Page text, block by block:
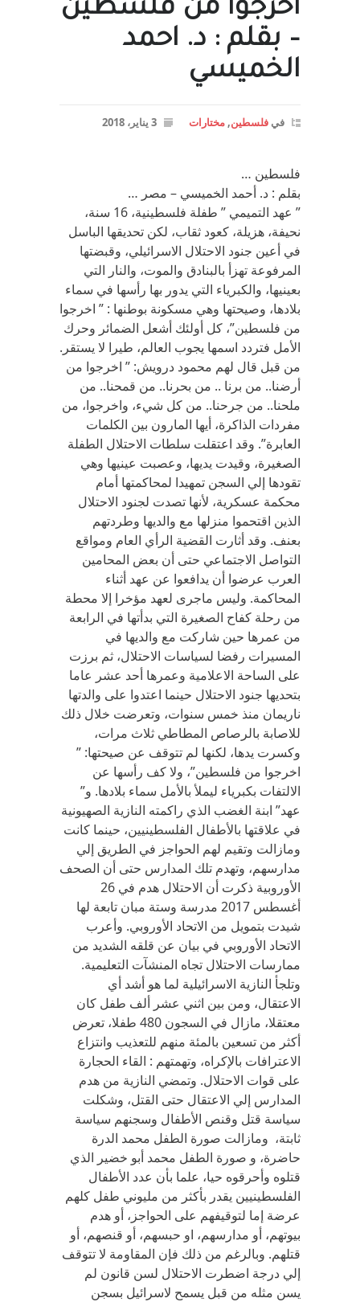
اخرجوا من فلسطين
– بقلم : د. احمد
الخميسي
في فلسطين, مختارات 3 يناير، 2018
فلسطين …
بقلم : د. أحمد الخميسي – مصر …
” عهد التميمي ” طفلة فلسطينية، 16 سنة،
نحيفة، هزيلة، كعود ثقاب، لكن تحديقها الباسل
في أعين جنود الاحتلال الاسرائيلي، وقبضتها
المرفوعة تهزأ بالبنادق والموت، والنار التي
بعينيها، والكبرياء التي يدور بها رأسها في سماء
بلادها، وصيحتها وهي مسكونة بوطنها : ” اخرجوا
من فلسطين”، كل أولئك أشعل الضمائر وحرك
الأمل فتردد اسمها يجوب العالم، طيرا لا يستقر.
من قبل قال لهم محمود درويش: ” اخرجوا من
أرضنا.. من برنا .. من بحرنا.. من قمحنا.. من
ملحنا.. من جرحنا.. من كل شيء، واخرجوا، من
مفردات الذاكرة، أيها المارون بين الكلمات
العابرة”. وقد اعتقلت سلطات الاحتلال الطفلة
الصغيرة، وقيدت يديها، وعصبت عينيها وهي
تقودها إلي السجن تمهيدا لمحاكمتها أمام
محكمة عسكرية، لأنها تصدت لجنود الاحتلال
الذين اقتحموا منزلها مع والديها وطردتهم
بعنف. وقد أثارت القضية الرأي العام ومواقع
التواصل الاجتماعي حتى أن بعض المحامين
العرب عرضوا أن يدافعوا عن عهد أثناء
المحاكمة. وليس ماجرى لعهد مؤخرا إلا محطة
من رحلة كفاح الصغيرة التي بدأتها في الرابعة
من عمرها حين شاركت مع والديها في
المسيرات رفضا لسياسات الاحتلال، ثم برزت
على الساحة الاعلامية وعمرها أحد عشر عاما
بتحديها جنود الاحتلال حينما اعتدوا على والدتها
ناريمان منذ خمس سنوات، وتعرضت خلال ذلك
للاصابة بالرصاص المطاطي ثلاث مرات،
وكسرت يدها، لكنها لم تتوقف عن صيحتها: ”
اخرجوا من فلسطين”، ولا كف رأسها عن
الالتفات بكبرياء ليملأ بالأمل سماء بلادها. و”
عهد” ابنة الغضب الذي راكمته النازية الصهيونية
في علاقتها بالأطفال الفلسطينيين، حينما كانت
ومازالت وتقيم لهم الحواجز في الطريق إلي
مدارسهم، وتهدم تلك المدارس حتى أن الصحف
الأوروبية ذكرت أن الاحتلال هدم في 26
أغسطس 2017 مدرسة وستة مبان تابعة لها
شيدت بتمويل من الاتحاد الأوروبي. وأعرب
الاتحاد الأوروبي في بيان عن قلقه الشديد من
ممارسات الاحتلال تجاه المنشآت التعليمية.
وتلجأ النازية الاسرائيلية لما هو أشد أي
الاعتقال، ومن بين اثني عشر ألف طفل كان
معتقلا، مازال في السجون 480 طفلا، تعرض
أكثر من تسعين بالمئة منهم للتعذيب وانتزاع
الاعترافات بالإكراه، وتهمتهم : القاء الحجارة
على قوات الاحتلال. وتمضي النازية من هدم
المدارس إلي الاعتقال حتى القتل، وشكلت
سياسة قتل وقنص الأطفال وسجنهم سياسة
ثابتة، ومازالت صورة الطفل محمد الدرة
حاضرة، و صورة الطفل محمد أبو خضير الذي
قتلوه وأحرقوه حيا، علما بأن عدد الأطفال
الفلسطينيين يقدر بأكثر من مليوني طفل كلهم
عرضة إما لتوقيفهم على الحواجز، أو هدم
بيوتهم، أو مدارسهم، او حبسهم، أو قنصهم، أو
قتلهم. وبالرغم من ذلك فإن المقاومة لا تتوقف
إلي درجة اضطرت الاحتلال لسن قانون لم
يسن مثله من قبل يسمح لاسرائيل بسجن